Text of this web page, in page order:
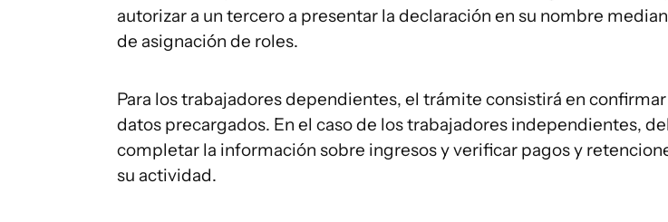
autorizar a un tercero a presentar la declaración en su nombre
de asignación de roles.
Para los trabajadores dependientes, el trámite consistirá en
datos precargados. En el caso de los trabajadores independientes,
completar la información sobre ingresos y verificar pagos y
su actividad.